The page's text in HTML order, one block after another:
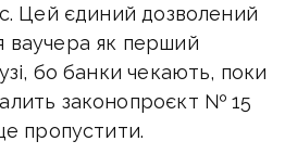
Цей єдиний дозволений
ваучера як перший
бо банки чекають, поки
законопроєкт № 15
пропустити.